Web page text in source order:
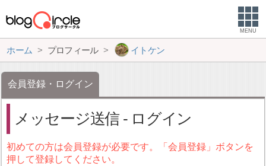
MENU
ホーム プロフィール イトケン
会員登録・ログイン
メッセージ送信 - ログイン
初めての方は会員登録が必要です。「会員登録」ボタンを
押して登録してください。